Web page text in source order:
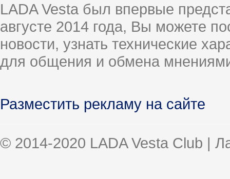
LADA Vesta был впервые
августе 2014 года, Вы можете
новости, узнать технические
для общения и обмена
Разместить рекламу на сайте
© 2014-2020 LADA Vesta Club |